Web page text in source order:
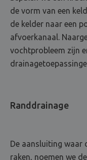
de vorm van een
de kelder naar een
afvoerkanaal.
vochtprobleem zijn
Randdrainage
De aansluiting waar
raken, noemen we